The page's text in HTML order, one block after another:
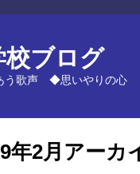
校ブログ
う歌声 ◆思いやりの心
年2月アーカ